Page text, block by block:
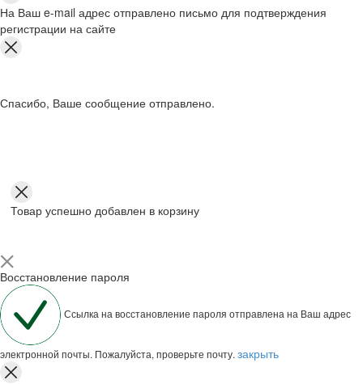
На Ваш e-mail адрес отправлено письмо для подтверждения
регистрации на сайте
Спасибо, Ваше сообщение отправлено.
Товар успешно добавлен в корзину
Восстановление пароля
Ссылка на восстановление пароля отправлена на Ваш адрес
электронной почты. Пожалуйста, проверьте почту. закрыть